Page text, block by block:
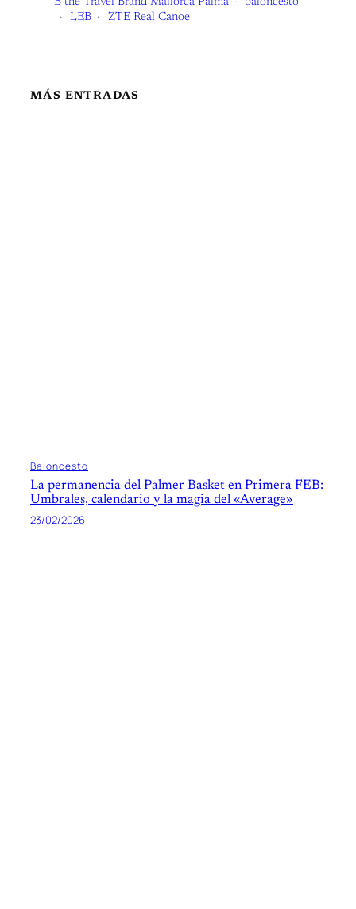
LEB
ZTE Real Canoe
MÁS ENTRADAS
Baloncesto
La permanencia del Palmer Basket en Primera FEB:
Umbrales, calendario y la magia del «Average»
23/02/2026